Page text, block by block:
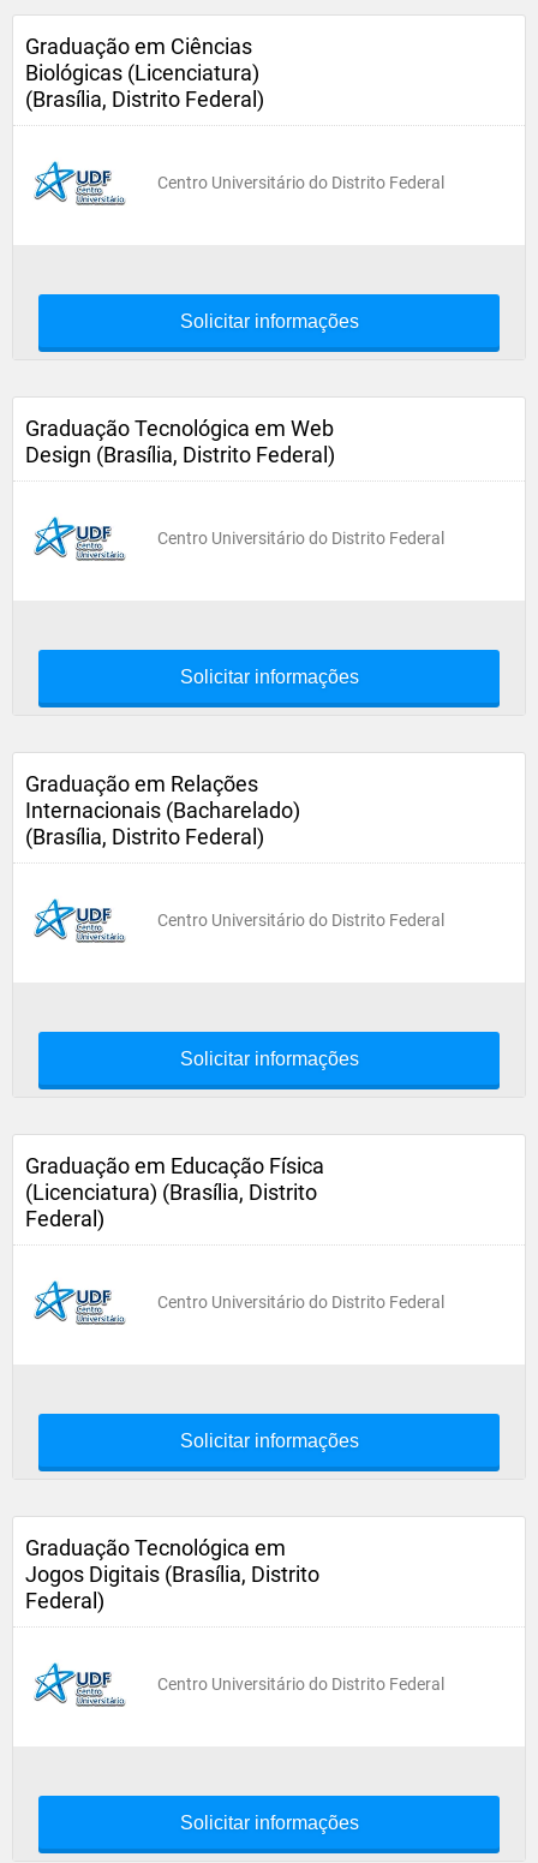
Graduação em Ciências
Biológicas (Licenciatura)
(Brasília, Distrito Federal)
Centro Universitário do Distrito Federal
Solicitar informações
Graduação Tecnológica em Web
Design (Brasília, Distrito Federal)
Centro Universitário do Distrito Federal
Solicitar informações
Graduação em Relações
Internacionais (Bacharelado)
(Brasília, Distrito Federal)
Centro Universitário do Distrito Federal
Solicitar informações
Graduação em Educação Física
(Licenciatura) (Brasília, Distrito
Federal)
Centro Universitário do Distrito Federal
Solicitar informações
Graduação Tecnológica em
Jogos Digitais (Brasília, Distrito
Federal)
Centro Universitário do Distrito Federal
Solicitar informações